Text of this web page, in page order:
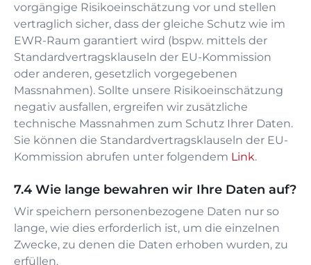
vorgängige Risikoeinschätzung vor und stellen
vertraglich sicher, dass der gleiche Schutz wie im
EWR-Raum garantiert wird (bspw. mittels der
Standardvertragsklauseln der EU-Kommission
oder anderen, gesetzlich vorgegebenen
Massnahmen). Sollte unsere Risikoeinschätzung
negativ ausfallen, ergreifen wir zusätzliche
technische Massnahmen zum Schutz Ihrer Daten.
Sie können die Standardvertragsklauseln der EU-
Kommission abrufen unter folgendem Link.
Wie lange bewahren wir Ihre Daten auf?
Wir speichern personenbezogene Daten nur so
lange, wie dies erforderlich ist, um die einzelnen
Zwecke, zu denen die Daten erhoben wurden, zu
erfüllen.